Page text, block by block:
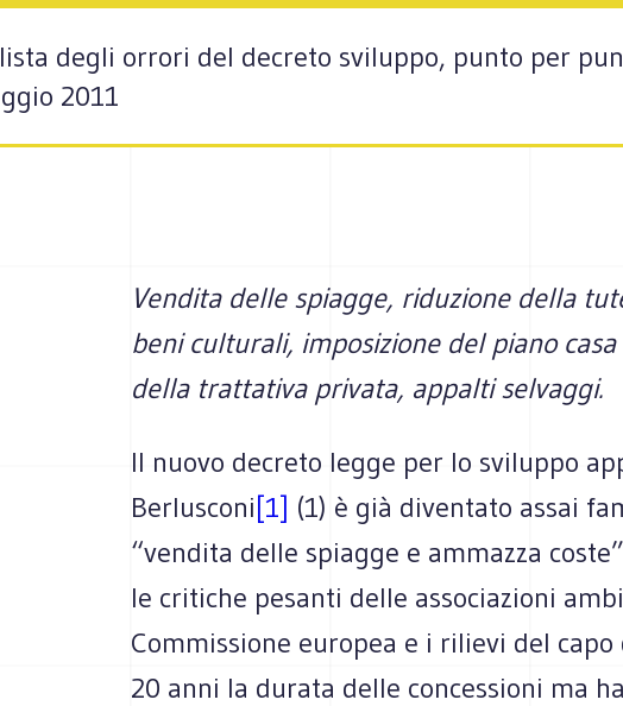
degli orrori del decreto sviluppo, punto per
2011
Vendita delle spiagge, riduzione della
beni culturali, imposizione del piano
della trattativa privata, appalti selvaggi.
Il nuovo decreto legge per lo sviluppo
Berlusconi[1] (1) è già diventato assai
“vendita delle spiagge e ammazza
le critiche pesanti delle associazioni
Commissione europea e i rilievi del
20 anni la durata delle concessioni ma